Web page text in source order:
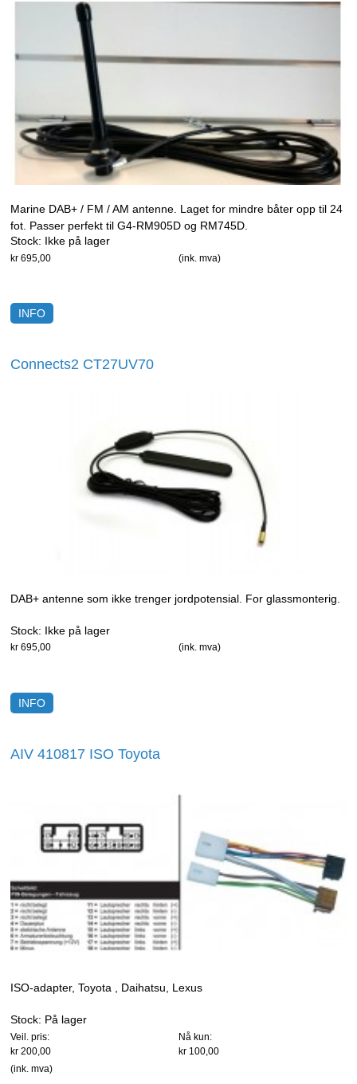
Marine DAB+ / FM / AM antenne. Laget for mindre båter opp til 24
fot. Passer perfekt til G4-RM905D og RM745D.
Stock: Ikke på lager
kr 695,00 (ink. mva)
INFO
Connects2 CT27UV70
DAB+ antenne som ikke trenger jordpotensial. For glassmonterig.
Stock: Ikke på lager
kr 695,00 (ink. mva)
INFO
AIV 410817 ISO Toyota
ISO-adapter, Toyota , Daihatsu, Lexus
Stock: På lager
Veil. pris:
kr 200,00
Nå kun:
kr 100,00
(ink. mva)